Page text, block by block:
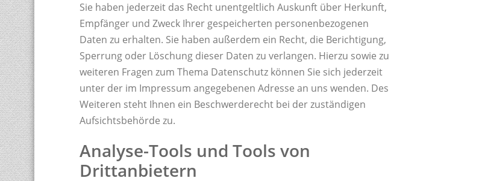
Sie haben jederzeit das Recht unentgeltlich Auskunft über Herkunft,
Empfänger und Zweck Ihrer gespeicherten personenbezogenen
Daten zu erhalten. Sie haben außerdem ein Recht, die Berichtigung,
Sperrung oder Löschung dieser Daten zu verlangen. Hierzu sowie zu
weiteren Fragen zum Thema Datenschutz können Sie sich jederzeit
unter der im Impressum angegebenen Adresse an uns wenden. Des
Weiteren steht Ihnen ein Beschwerderecht bei der zuständigen
Aufsichtsbehörde zu.
Analyse-Tools und Tools von
Drittanbietern